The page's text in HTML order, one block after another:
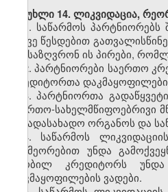
მუხლი 14. ლიკვიდაცია,
1. საწარმოს
ასევე წესდებით
განსაზღვრონ ის პირები,
2. პარტნიორები საერთო
კრედიტორთა
3. პარტნიორთა
საერთო-სახელმწიფოებრივი
საგადასახადო ორგანოს და
4. საწარმოს
განმეორებით უნდა
ცნობილ კრედიტორს
დაკმაყოფილების ვადები.